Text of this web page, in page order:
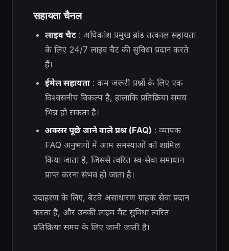
सहायता चैनल
लाइव चैट: अधिकांश प्रमुख ब्रांड तत्काल सहायता
के लिए 24/7 लाइव चैट की सुविधा प्रदान करते
हैं।
ईमेल सहायता: कम जरूरी प्रश्नों के लिए एक
विश्वसनीय विकल्प है, हालांकि प्रतिक्रिया समय
भिन्न हो सकता है।
अक्सर पूछे जाने वाले प्रश्न (FAQ) : व्यापक
FAQ अनुभागों में आम समस्याओं को शामिल
किया जाता है, जिससे त्वरित स्व-सेवा समाधान
प्राप्त करना संभव हो जाता है।
उदाहरण के लिए, बेटवे असाधारण ग्राहक सेवा प्रदान
करता है, और उनकी लाइव चैट सुविधा त्वरित
प्रतिक्रिया समय के लिए जानी जाती है।